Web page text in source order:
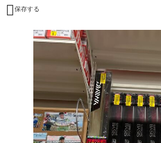
 保存する